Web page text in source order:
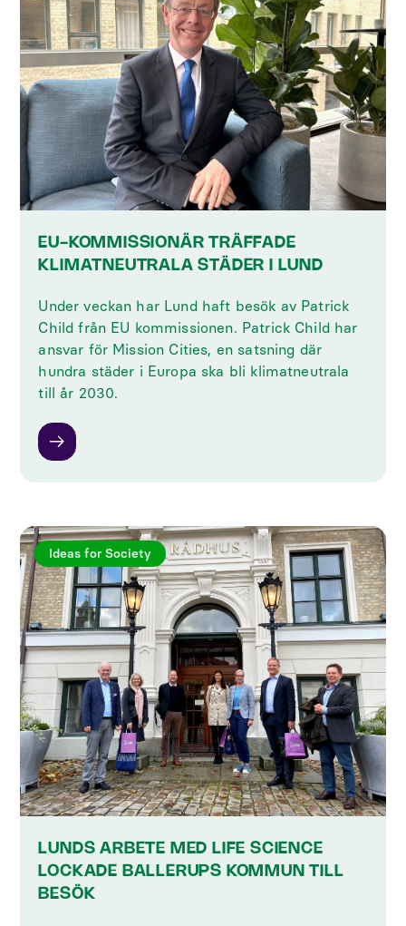
EU-KOMMISSIONÄR TRÄFFADE
KLIMATNEUTRALA STÄDER I LUND
‍Under veckan har Lund haft besök av Patrick
Child från EU kommissionen. Patrick Child har
ansvar för Mission Cities, en satsning där
hundra städer i Europa ska bli klimatneutrala
till år 2030.
Ideas for Society
LUNDS ARBETE MED LIFE SCIENCE
LOCKADE BALLERUPS KOMMUN TILL
BESÖK